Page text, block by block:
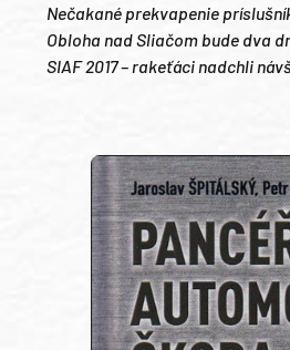
Nečakané prekvapenie
Obloha nad Sliačom bude dva
SIAF 2017 – rakeťáci nadchli